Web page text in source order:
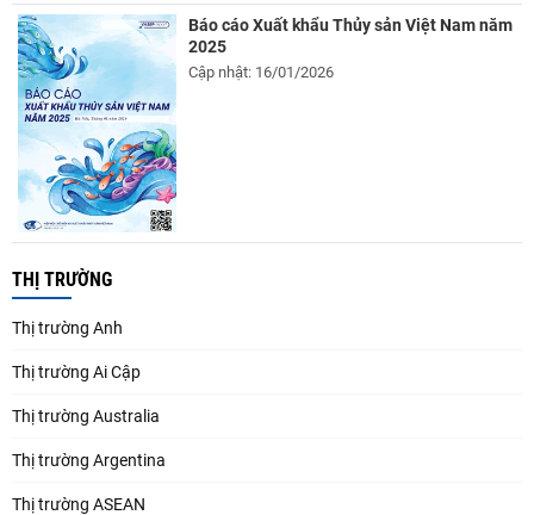
Báo cáo Xuất khẩu Thủy sản Việt Nam năm
2025
Cập nhật: 16/01/2026
THỊ TRƯỜNG
Thị trường Anh
Thị trường Ai Cập
Thị trường Australia
Thị trường Argentina
Thị trường ASEAN